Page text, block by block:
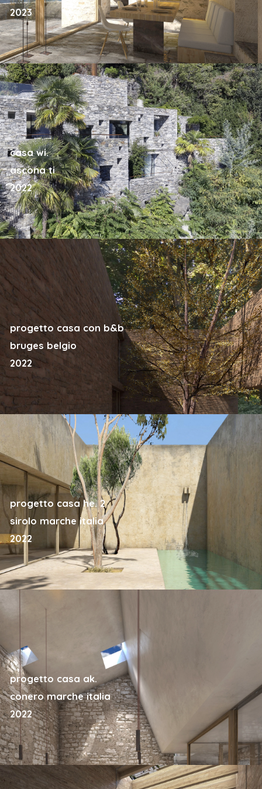
2023
casa wi.
ascona ti
2022
progetto casa con b&b
bruges belgio
2022
progetto casa he. 2
sirolo marche italia
2022
progetto casa ak.
conero marche italia
2022